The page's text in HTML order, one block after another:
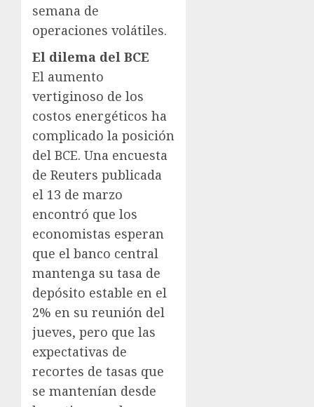
semana de
operaciones volátiles.
El dilema del BCE
El aumento
vertiginoso de los
costos energéticos ha
complicado la posición
del BCE. Una encuesta
de Reuters publicada
el 13 de marzo
encontró que los
economistas esperan
que el banco central
mantenga su tasa de
depósito estable en el
2% en su reunión del
jueves, pero que las
expectativas de
recortes de tasas que
se mantenían desde